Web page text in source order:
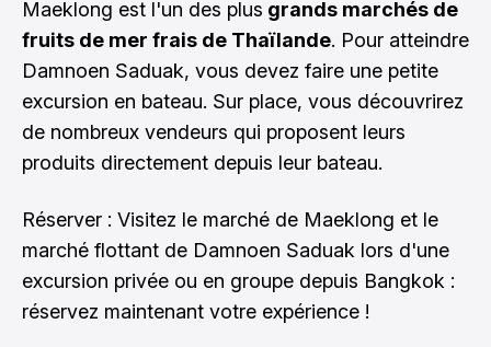
Maeklong est l'un des plus grands marchés de
fruits de mer frais de Thaïlande. Pour atteindre
Damnoen Saduak, vous devez faire une petite
excursion en bateau. Sur place, vous découvrirez
de nombreux vendeurs qui proposent leurs
produits directement depuis leur bateau.
Réserver : Visitez le marché de Maeklong et le
marché flottant de Damnoen Saduak lors d'une
excursion privée ou en groupe depuis Bangkok :
réservez maintenant votre expérience !